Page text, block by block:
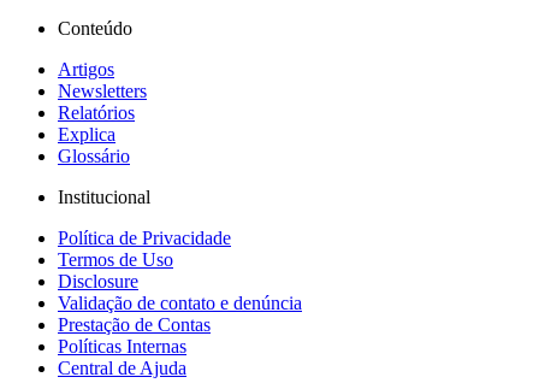
Conteúdo
Artigos
Newsletters
Relatórios
Explica
Glossário
Institucional
Política de Privacidade
Termos de Uso
Disclosure
Validação de contato e denúncia
Prestação de Contas
Políticas Internas
Central de Ajuda